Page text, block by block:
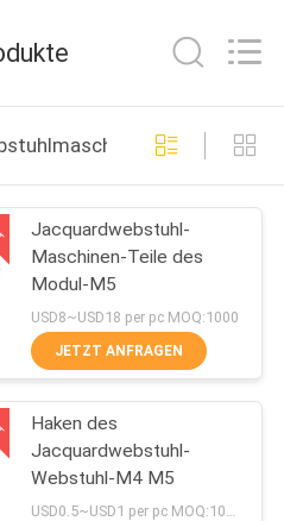
21
22
Jacquardwebstuhl-
Maschinen-Teile des
Modul-M5
USD8~USD18 per pc MOQ:1000
JETZT ANFRAGEN
Haken des
Jacquardwebstuhl-
Webstuhl-M4 M5